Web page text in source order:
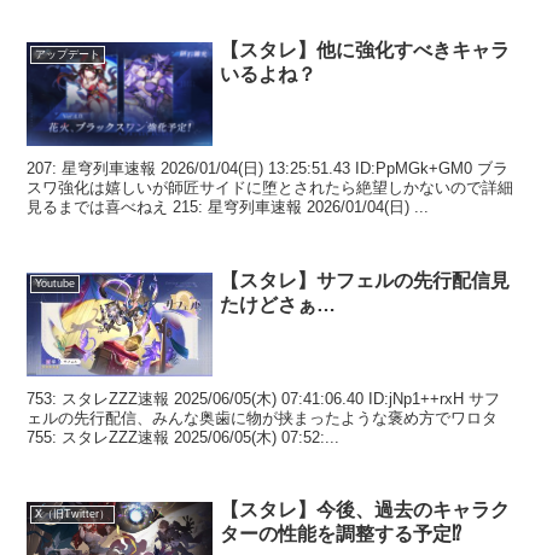
アップデート
【スタレ】他に強化すべきキャラ
いるよね？
207: 星穹列車速報 2026/01/04(日) 13:25:51.43 ID:PpMGk+GM0 ブラ
スワ強化は嬉しいが師匠サイドに堕とされたら絶望しかないので詳細
見るまでは喜べねえ 215: 星穹列車速報 2026/01/04(日) ...
Youtube
【スタレ】サフェルの先行配信見
たけどさぁ…
753: スタレZZZ速報 2025/06/05(木) 07:41:06.40 ID:jNp1++rxH サフ
ェルの先行配信、みんな奥歯に物が挟まったような褒め方でワロタ
755: スタレZZZ速報 2025/06/05(木) 07:52:...
X（旧Twitter）
【スタレ】今後、過去のキャラク
ターの性能を調整する予定⁉